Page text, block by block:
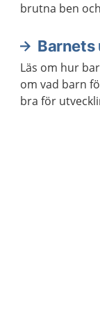
brutna ben
Barnets
Läs om hur
om vad barn
bra för